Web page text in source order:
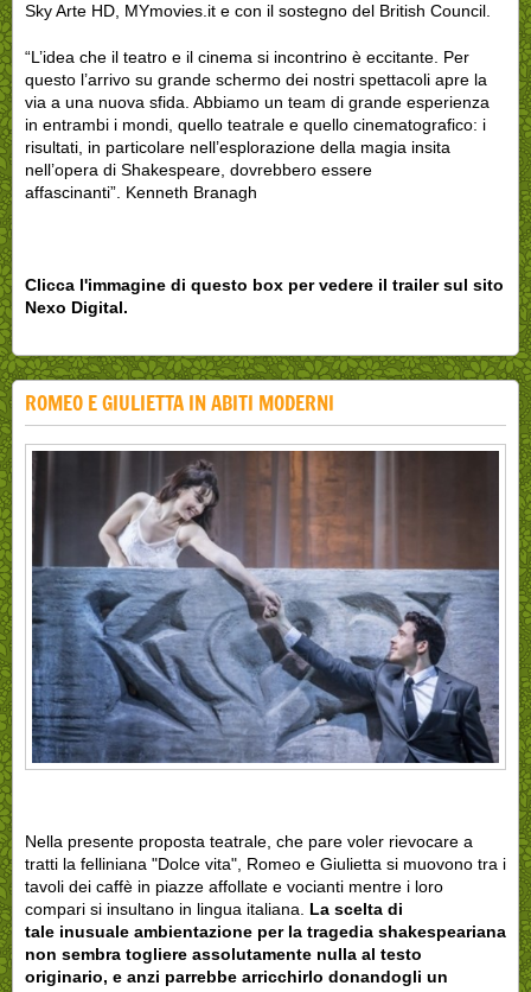
Sky Arte HD, MYmovies.it e con il sostegno del British Council.
“L’idea che il teatro e il cinema si incontrino è eccitante. Per
questo l’arrivo su grande schermo dei nostri spettacoli apre la
via a una nuova sfida. Abbiamo un team di grande esperienza
in entrambi i mondi, quello teatrale e quello cinematografico: i
risultati, in particolare nell’esplorazione della magia insita
nell’opera di Shakespeare, dovrebbero essere
affascinanti”. Kenneth Branagh
Clicca l'immagine di questo box per vedere il trailer sul sito
Nexo Digital.
ROMEO E GIULIETTA IN ABITI MODERNI
Nella presente proposta teatrale, che pare voler rievocare a
tratti la felliniana "Dolce vita", Romeo e Giulietta si muovono tra i
tavoli dei caffè in piazze affollate e vocianti mentre i loro
compari si insultano in lingua italiana.
La scelta di
tale inusuale ambientazione per la tragedia shakespeariana
non sembra togliere assolutamente nulla al testo
originario, e anzi parrebbe arricchirlo donandogli un